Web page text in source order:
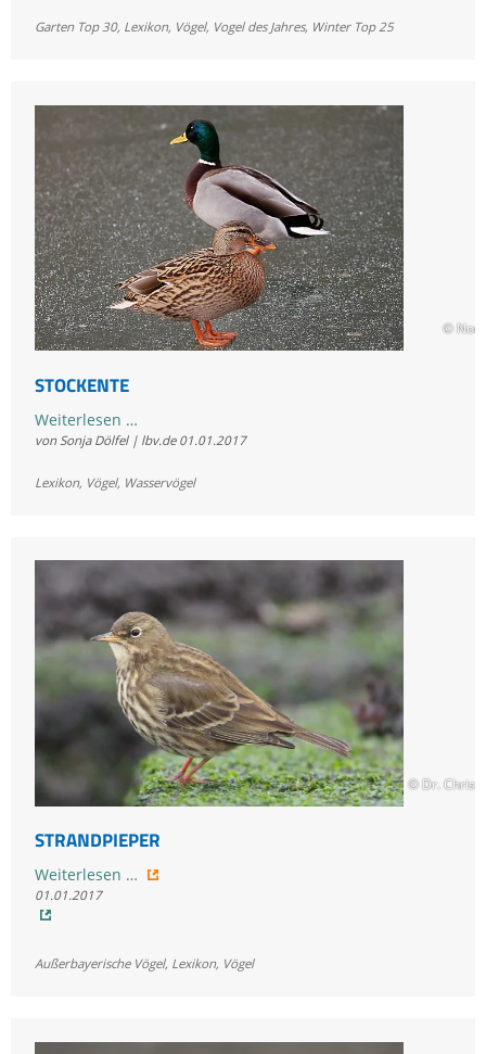
Garten Top 30, Lexikon, Vögel, Vogel des Jahres, Winter Top 25
©
STOCKENTE
Weiterlesen …Stockente
von Sonja Dölfel | lbv.de 01.01.2017
Lexikon, Vögel, Wasservögel
© Dr.
STRANDPIEPER
Weiterlesen …Strandpieper
01.01.2017
Außerbayerische Vögel, Lexikon, Vögel